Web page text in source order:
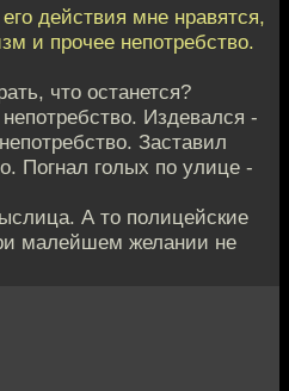
действия мне нравятся,
и прочее непотребство.
что останется?
Издевался -
Заставил
Погнал голых по улице -
А то полицейские
малейшем желании не